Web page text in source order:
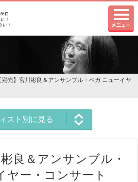
完売】宮川彬良＆アンサンブル・ベガ ニューイヤ
スト別に見る
彬良＆アンサンブル・
ヤー・コンサート